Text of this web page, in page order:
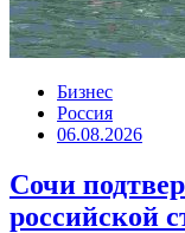
Бизнес
Россия
06.08.2026
Сочи
российской